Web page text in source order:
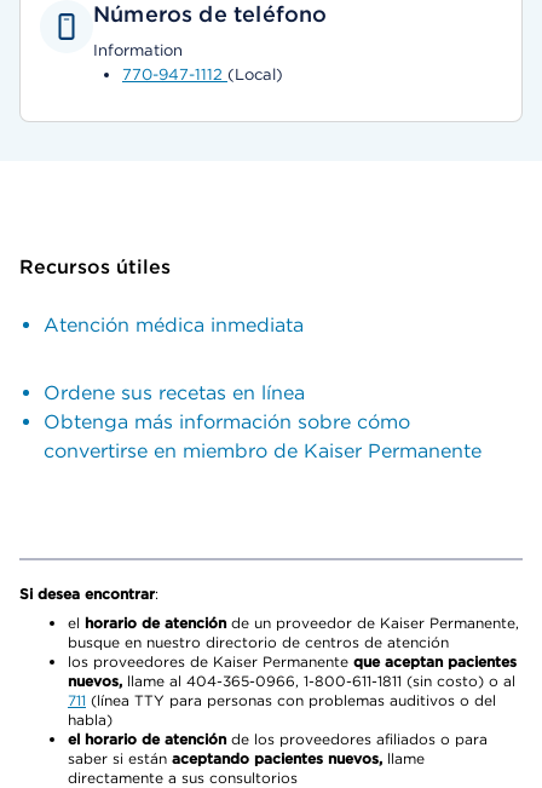
Números de teléfono
Information
770-947-1112 (Local)
Recursos útiles
Atención médica inmediata
Ordene sus recetas en línea
Obtenga más información sobre cómo
convertirse en miembro de Kaiser Permanente
Si desea encontrar:
el horario de atención de un proveedor de Kaiser Permanente,
busque en nuestro directorio de centros de atención
los proveedores de Kaiser Permanente que aceptan pacientes
nuevos, llame al 404-365-0966, 1-800-611-1811 (sin costo) o al
711 (línea TTY para personas con problemas auditivos o del
habla)
el horario de atención de los proveedores afiliados o para
saber si están aceptando pacientes nuevos, llame
directamente a sus consultorios